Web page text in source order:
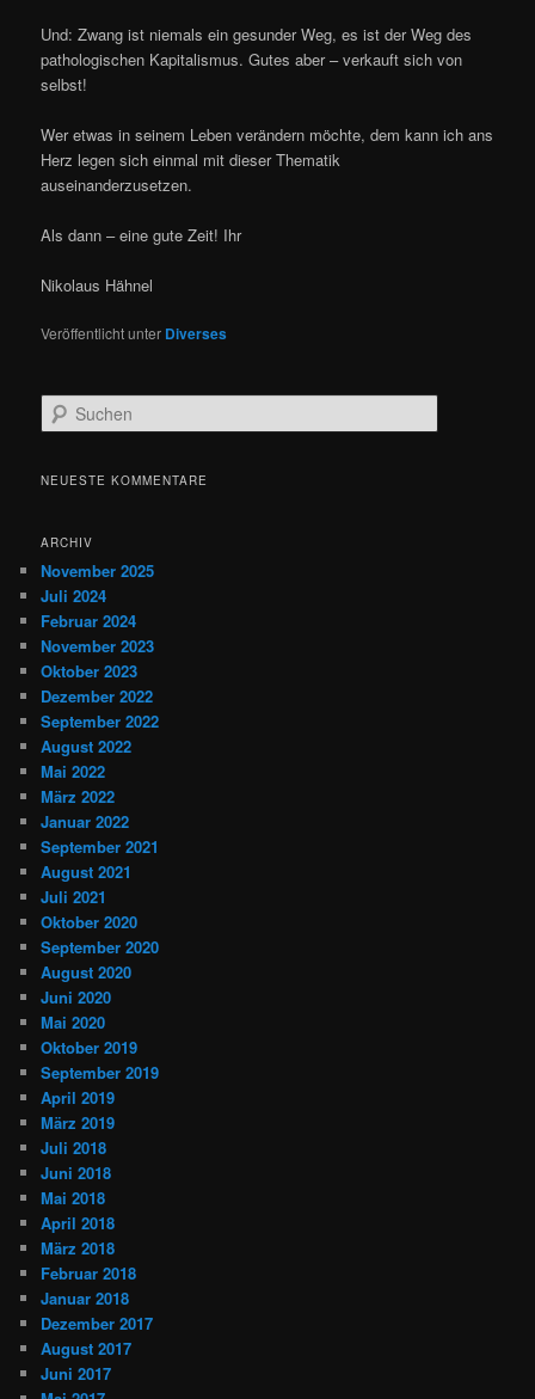
Und: Zwang ist niemals ein gesunder Weg, es ist der Weg des
pathologischen Kapitalismus. Gutes aber – verkauft sich von
selbst!
Wer etwas in seinem Leben verändern möchte, dem kann ich ans
Herz legen sich einmal mit dieser Thematik
auseinanderzusetzen.
Als dann – eine gute Zeit! Ihr
Nikolaus Hähnel
Veröffentlicht unter Diverses
u
h
NEUESTE KOMMENTARE
ARCHIV
November 2025
Juli 2024
Februar 2024
November 2023
Oktober 2023
Dezember 2022
September 2022
August 2022
Mai 2022
März 2022
Januar 2022
September 2021
August 2021
Juli 2021
Oktober 2020
September 2020
August 2020
Juni 2020
Mai 2020
Oktober 2019
September 2019
April 2019
März 2019
Juli 2018
Juni 2018
Mai 2018
April 2018
März 2018
Februar 2018
Januar 2018
Dezember 2017
August 2017
Juni 2017